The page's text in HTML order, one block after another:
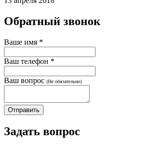
Обратный звонок
Ваше имя *
Ваш телефон *
Ваш вопрос (Не обязательно)
Задать вопрос